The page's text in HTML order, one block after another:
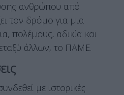
ανθρώπου από
τον δρόμο για μια
πολέμους, αδικία και
άλλων, το ΠΑΜΕ.
με ιστορικές